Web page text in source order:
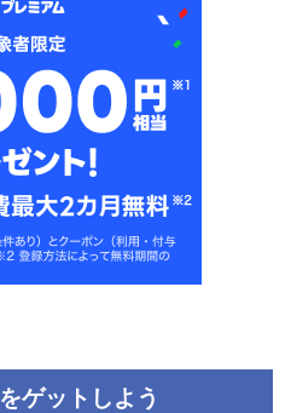
をゲットしよう